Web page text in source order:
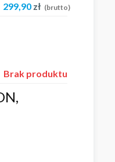
299,90 zł (brutto)
Brak produktu